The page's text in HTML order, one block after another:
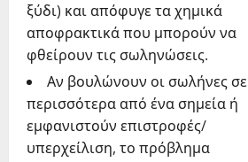
ξύδι) και απόφυγε τα χημικά
αποφρακτικά που μπορούν να
φθείρουν τις σωληνώσεις.
Αν βουλώνουν οι σωλήνες σε
περισσότερα από ένα σημεία ή
εμφανιστούν επιστροφές/
υπερχείλιση, το πρόβλημα